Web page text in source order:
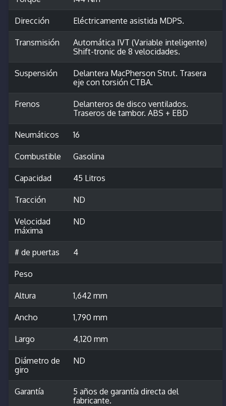
Dirección Eléctricamente asistida MDPS.
Transmisión
Automática IVT (Variable inteligente)
Shift-tronic de 8 velocidades.
Suspensión
Delantera MacPherson Strut. Trasera
eje con torsión CTBA.
Frenos
Delanteros de disco ventilados.
Traseros de tambor. ABS + EBD
Neumáticos 16
Combustible Gasolina
Capacidad 45 Litros
Tracción ND
Velocidad
máxima
ND
# de puertas 4
Peso
Altura 1,642 mm
Ancho 1,790 mm
Largo 4,120 mm
Diámetro de
giro
ND
Garantía
5 años de garantía directa del
fabricante.